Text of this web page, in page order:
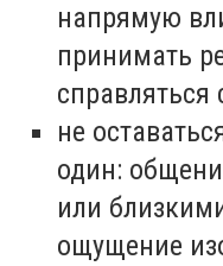
напрямую
принимать
справляться
не
один:
или
ощущение